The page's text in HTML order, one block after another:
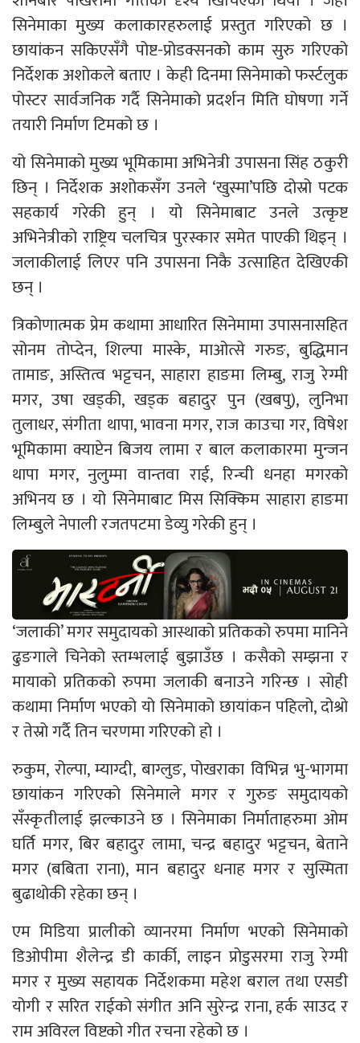
सिनेमाका मुख्य कलाकारहरुलाई प्रस्तुत गरिएको छ ।
छायांकन सकिएसँगै पोष्ट-प्रोडक्सनको काम सुरु गरिएको
निर्देशक अशोकले बताए । केही दिनमा सिनेमाको फर्स्टलुक
पोस्टर सार्वजनिक गर्दै सिनेमाको प्रदर्शन मिति घोषणा गर्ने
तयारी निर्माण टिमको छ ।
यो सिनेमाको मुख्य भूमिकामा अभिनेत्री उपासना सिंह ठकुरी
छिन् । निर्देशक अशोकसँग उनले ‘खुस्मा’पछि दोस्रो पटक
सहकार्य गरेकी हुन् । यो सिनेमाबाट उनले उत्कृष्ट
अभिनेत्रीको राष्ट्रिय चलचित्र पुरस्कार समेत पाएकी थिइन् ।
जलाकीलाई लिएर पनि उपासना निकै उत्साहित देखिएकी
छन् ।
त्रिकोणात्मक प्रेम कथामा आधारित सिनेमामा उपासनासहित
सोनम तोप्देन, शिल्पा मास्के, माओत्से गरुङ, बुद्धिमान
तामाङ, अस्तित्व भट्टचन, साहारा हाङमा लिम्बु, राजु रेग्मी
मगर, उषा खड्की, खड्क बहादुर पुन (खबपु), लुनिभा
तुलाधर, संगीता थापा, भावना मगर, राज काउचा गर, विषेश
भूमिकामा क्याप्टेन बिजय लामा र बाल कलाकारमा मुन्जन
थापा मगर, नुलुम्मा वान्तवा राई, रिन्ची धनहा मगरको
अभिनय छ । यो सिनेमाबाट मिस सिक्किम साहारा हाङमा
लिम्बुले नेपाली रजतपटमा डेव्यु गरेकी हुन् ।
‘जलाकी’ मगर समुदायको आस्थाको प्रतिकको रुपमा मानिने
ढुङगाले चिनेको स्तम्भलाई बुझाउँछ । कसैको सम्झना र
मायाको प्रतिकको रुपमा जलाकी बनाउने गरिन्छ । सोही
कथामा निर्माण भएको यो सिनेमाको छायांकन पहिलो, दोश्रो
र तेस्रो गर्दै तिन चरणमा गरिएको हो ।
रुकुम, रोल्पा, म्याग्दी, बाग्लुङ, पोखराका विभिन्न भु-भागमा
छायांकन गरिएको सिनेमाले मगर र गुरुङ समुदायको
सँस्कृतीलाई झल्काउने छ । सिनेमाका निर्माताहरुमा ओम
घर्ति मगर, बिर बहादुर लामा, चन्द्र बहादुर भट्टचन, बेताने
मगर (बबिता राना), मान बहादुर धनाह मगर र सुस्मिता
बुढाथोकी रहेका छन् ।
एम मिडिया प्रालीको व्यानरमा निर्माण भएको सिनेमाको
डिओपीमा शैलेन्द्र डी कार्की, लाइन प्रोडुसरमा राजु रेग्मी
मगर र मुख्य सहायक निर्देशकमा महेश बराल तथा एसडी
योगी र सरित राईको संगीत अनि सुरेन्द्र राना, हर्क साउद र
राम अविरल विष्टको गीत रचना रहेको छ ।